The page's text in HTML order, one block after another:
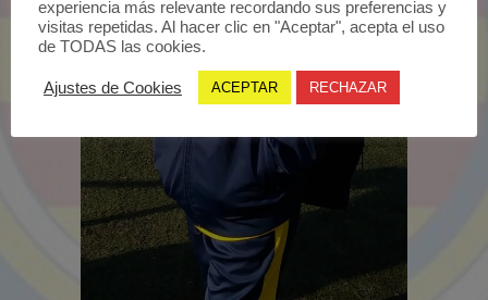
experiencia más relevante recordando sus preferencias y
visitas repetidas. Al hacer clic en "Aceptar", acepta el uso
de TODAS las cookies.
Ajustes de Cookies ACEPTAR RECHAZAR